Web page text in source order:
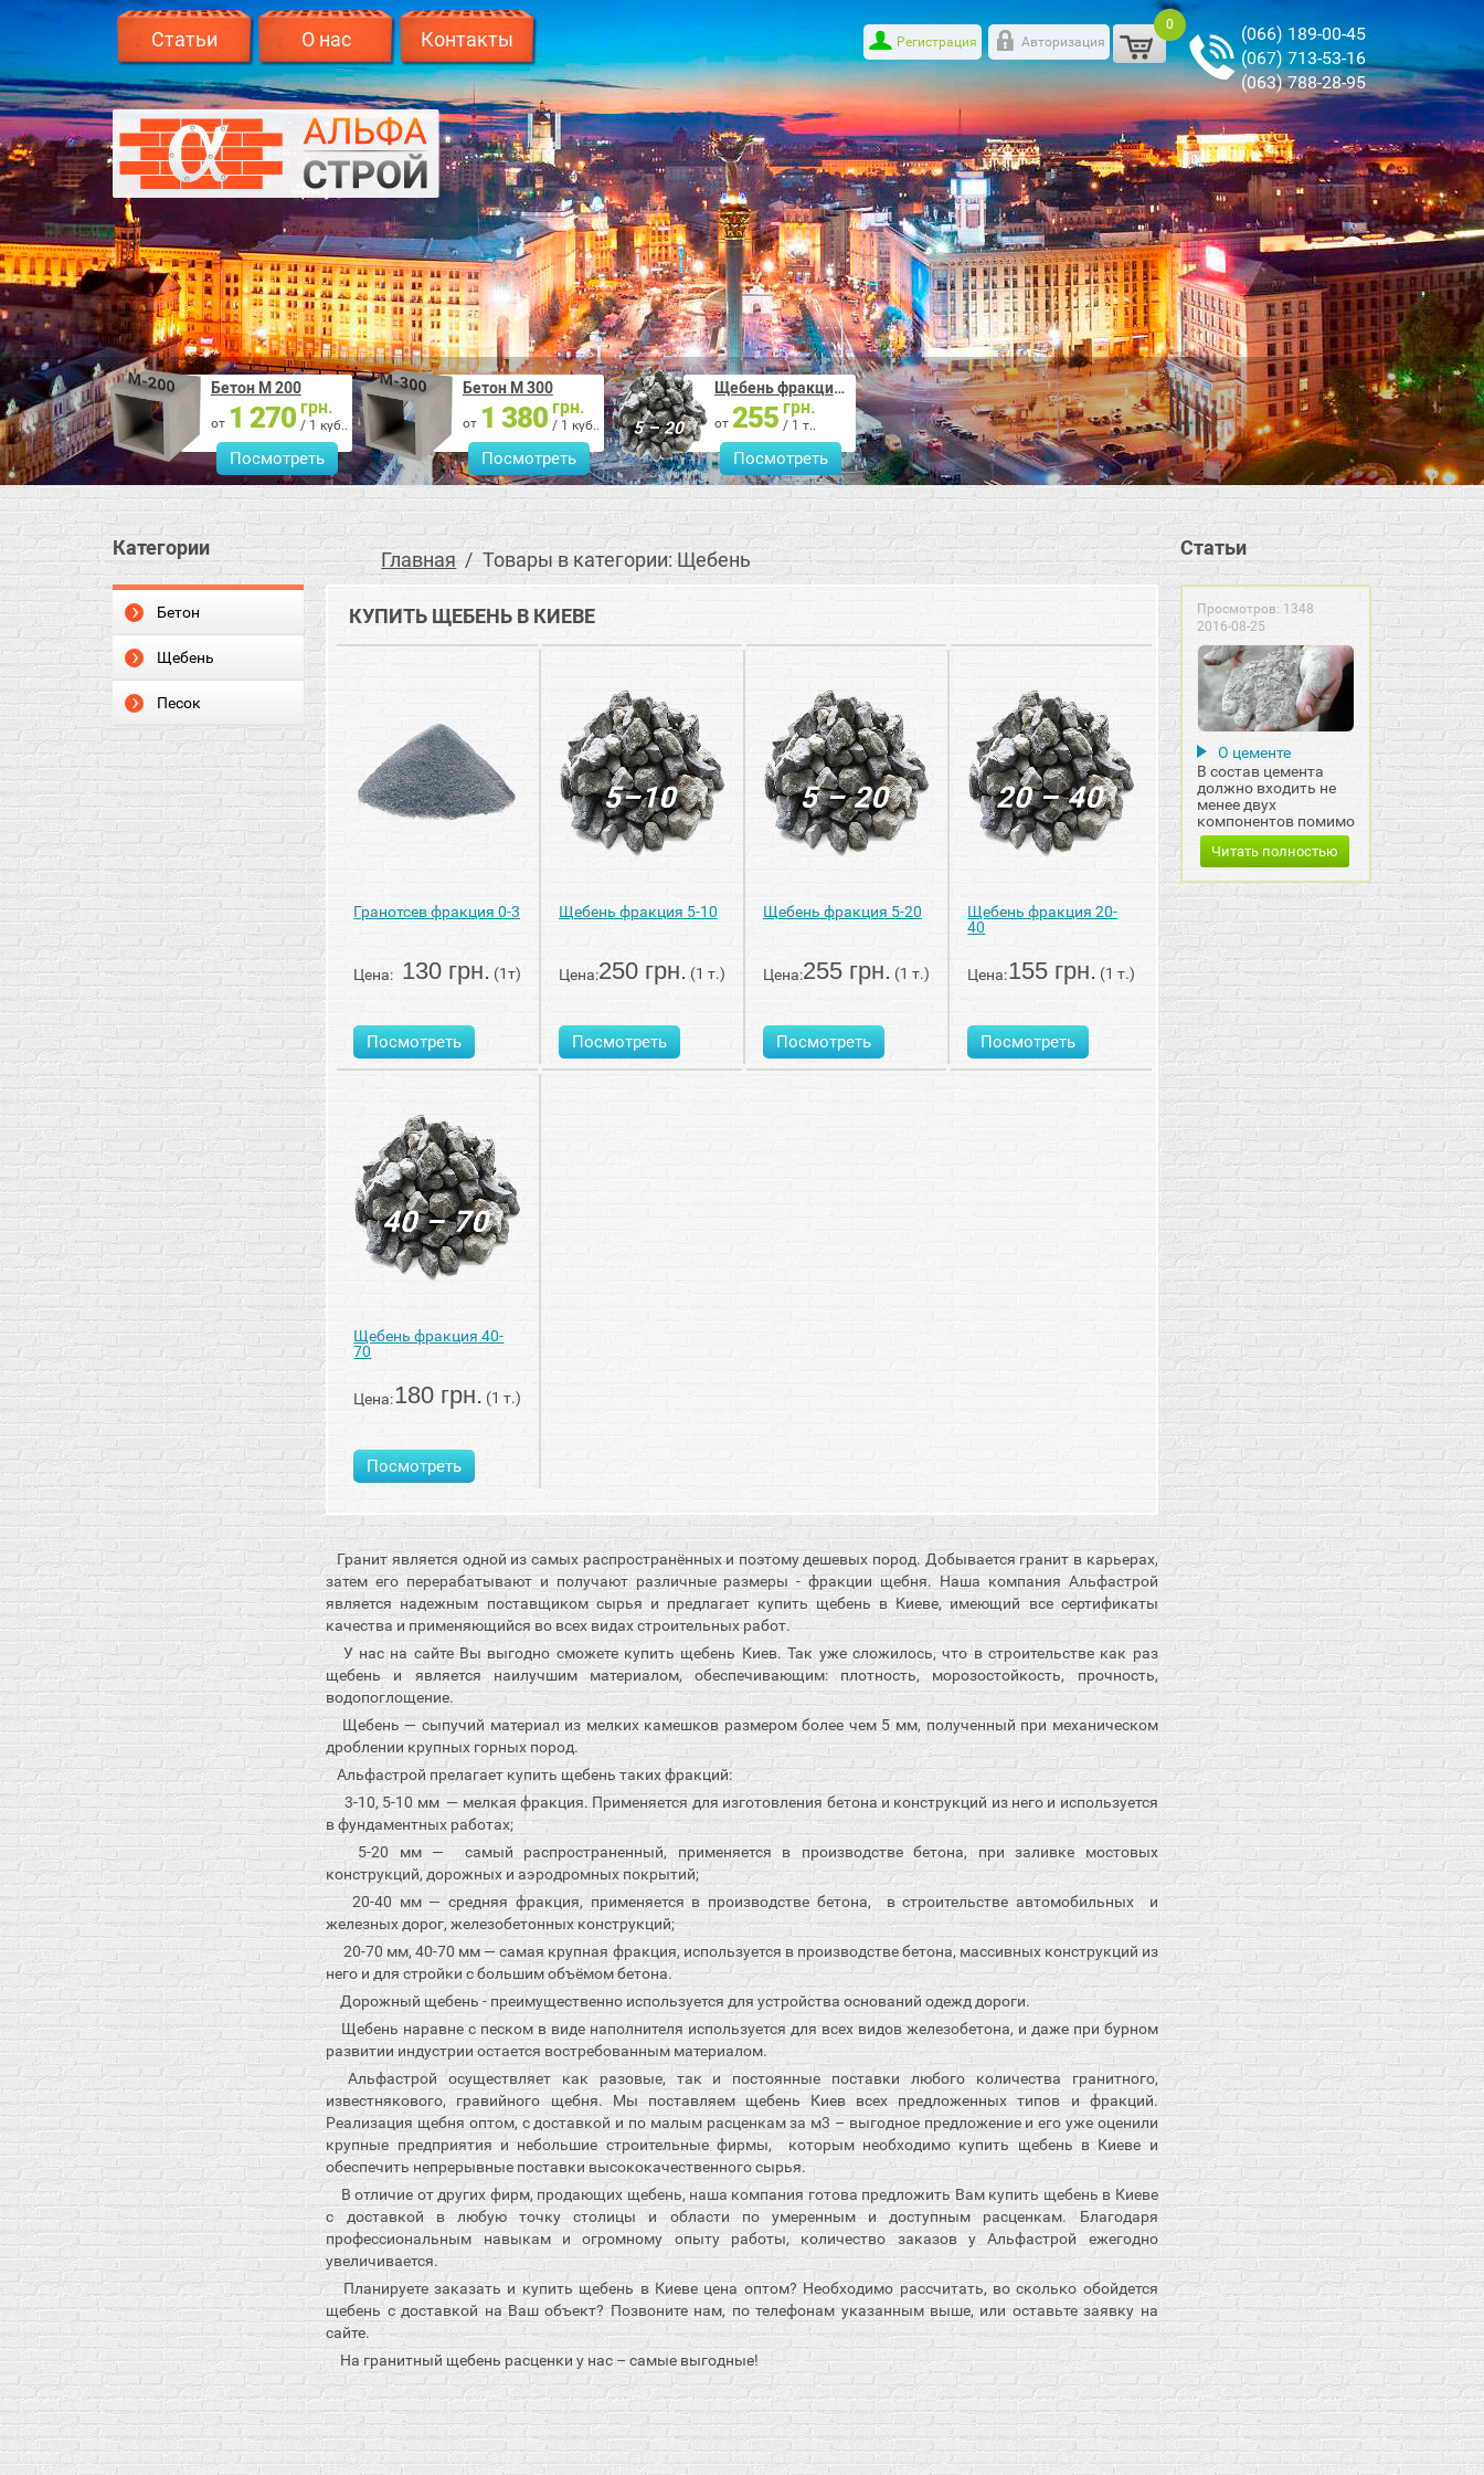
Статьи О нас Контакты Регистрация Авторизация
0
(066) 189-00-45
(067) 713-53-16
(063) 788-28-95
Бетон М 200
от 1 270 грн.
/ 1 куб..
Посмотреть
Бетон М 300
от 1 380 грн.
/ 1 куб..
Посмотреть
Щебень фракция 5-20
от 255 грн.
/ 1 т..
Посмотреть
Категории
Бетон
Щебень
Песок
Главная Товары в категории: Щебень
КУПИТЬ ЩЕБЕНЬ В КИЕВЕ
Гранотсев фракция 0-3
Цена: 130 грн. (1т)
Посмотреть
Щебень фракция 5-10
Цена:250 грн. (1 т.)
Посмотреть
Щебень фракция 5-20
Цена:255 грн. (1 т.)
Посмотреть
Щебень фракция 20-
40
Цена:155 грн. (1 т.)
Посмотреть
Щебень фракция 40-
70
Цена:180 грн. (1 т.)
Посмотреть
Гранит является одной из самых распространённых и поэтому дешевых пород. Добывается гранит в карьерах,
затем его перерабатывают и получают различные размеры - фракции щебня. Наша компания Альфастрой
является надежным поставщиком сырья и предлагает купить щебень в Киеве, имеющий все сертификаты
качества и применяющийся во всех видах строительных работ.
У нас на сайте Вы выгодно сможете купить щебень Киев. Так уже сложилось, что в строительстве как раз
щебень и является наилучшим материалом, обеспечивающим: плотность, морозостойкость, прочность,
водопоглощение.
Щебень — сыпучий материал из мелких камешков размером более чем 5 мм, полученный при механическом
дроблении крупных горных пород.
Альфастрой прелагает купить щебень таких фракций:
3-10, 5-10 мм — мелкая фракция. Применяется для изготовления бетона и конструкций из него и используется
в фундаментных работах;
5-20 мм — самый распространенный, применяется в производстве бетона, при заливке мостовых
конструкций, дорожных и аэродромных покрытий;
20-40 мм — средняя фракция, применяется в производстве бетона, в строительстве автомобильных и
железных дорог, железобетонных конструкций;
20-70 мм, 40-70 мм — самая крупная фракция, используется в производстве бетона, массивных конструкций из
него и для стройки с большим объёмом бетона.
Дорожный щебень - преимущественно используется для устройства оснований одежд дороги.
Щебень наравне с песком в виде наполнителя используется для всех видов железобетона, и даже при бурном
развитии индустрии остается востребованным материалом.
Альфастрой осуществляет как разовые, так и постоянные поставки любого количества гранитного,
известнякового, гравийного щебня. Мы поставляем щебень Киев всех предложенных типов и фракций.
Реализация щебня оптом, с доставкой и по малым расценкам за м3 – выгодное предложение и его уже оценили
крупные предприятия и небольшие строительные фирмы, которым необходимо купить щебень в Киеве и
обеспечить непрерывные поставки высококачественного сырья.
В отличие от других фирм, продающих щебень, наша компания готова предложить Вам купить щебень в Киеве
с доставкой в любую точку столицы и области по умеренным и доступным расценкам. Благодаря
профессиональным навыкам и огромному опыту работы, количество заказов у Альфастрой ежегодно
увеличивается.
Планируете заказать и купить щебень в Киеве цена оптом? Необходимо рассчитать, во сколько обойдется
щебень с доставкой на Ваш объект? Позвоните нам, по телефонам указанным выше, или оставьте заявку на
сайте.
На гранитный щебень расценки у нас – самые выгодные!
Статьи
Просмотров: 1348
2016-08-25
О цементе
В состав цемента
должно входить не
менее двух
компонентов помимо
клинкера.
Читать полностью